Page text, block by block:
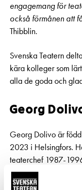
engagemang för
också förmånen att
Thibblin.
Svenska Teatern
kära kolleger som
alla de goda och
Georg
Georg Dolivo är
2023 i Helsingfors.
teaterchef 1987-
skådespelare. 2001-
och chef för